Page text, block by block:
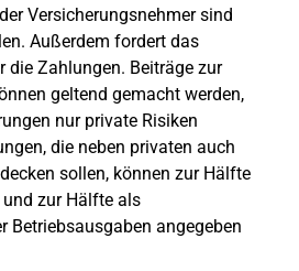
Versicherungsnehmer sind
Außerdem fordert das
die Zahlungen. Beiträge zur
geltend gemacht werden,
nur private Risiken
die neben privaten auch
sollen, können zur Hälfte
zur Hälfte als
Betriebsausgaben angegeben